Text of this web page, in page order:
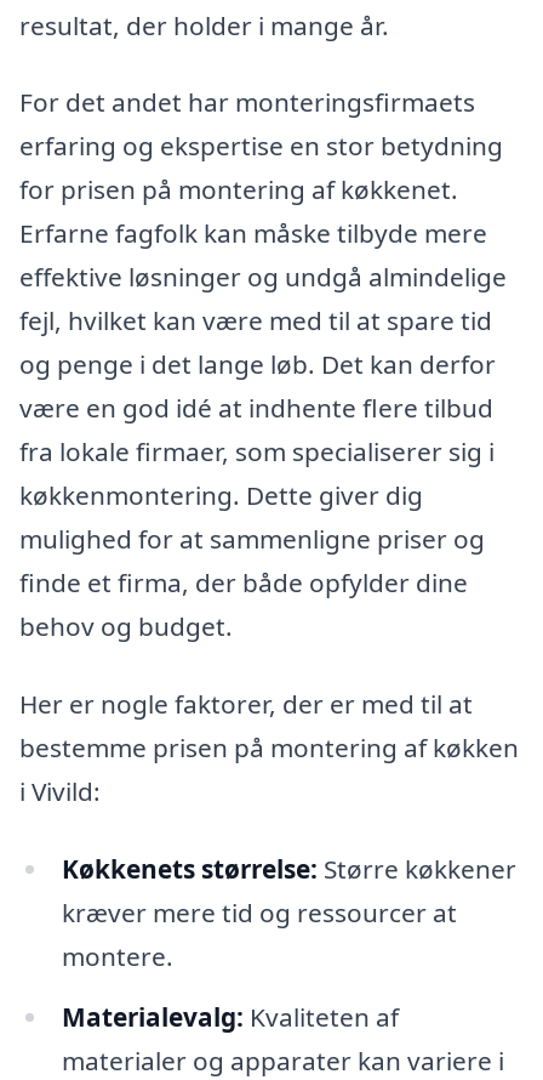
resultat, der holder i mange år.
For det andet har monteringsfirmaets
erfaring og ekspertise en stor betydning
for prisen på montering af køkkenet.
Erfarne fagfolk kan måske tilbyde mere
effektive løsninger og undgå almindelige
fejl, hvilket kan være med til at spare tid
og penge i det lange løb. Det kan derfor
være en god idé at indhente flere tilbud
fra lokale firmaer, som specialiserer sig i
køkkenmontering. Dette giver dig
mulighed for at sammenligne priser og
finde et firma, der både opfylder dine
behov og budget.
Her er nogle faktorer, der er med til at
bestemme prisen på montering af køkken
i Vivild:
Køkkenets størrelse: Større køkkener
kræver mere tid og ressourcer at
montere.
Materialevalg: Kvaliteten af
materialer og apparater kan variere i